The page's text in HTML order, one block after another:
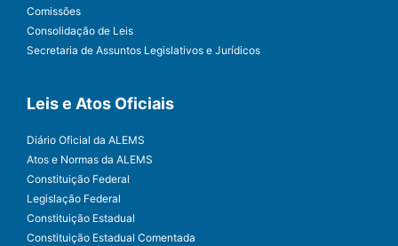
Comissões
Consolidação de Leis
Secretaria de Assuntos Legislativos e Jurídicos
Leis e Atos Oficiais
Diário Oficial da ALEMS
Atos e Normas da ALEMS
Constituição Federal
Legislação Federal
Constituição Estadual
Constituição Estadual Comentada